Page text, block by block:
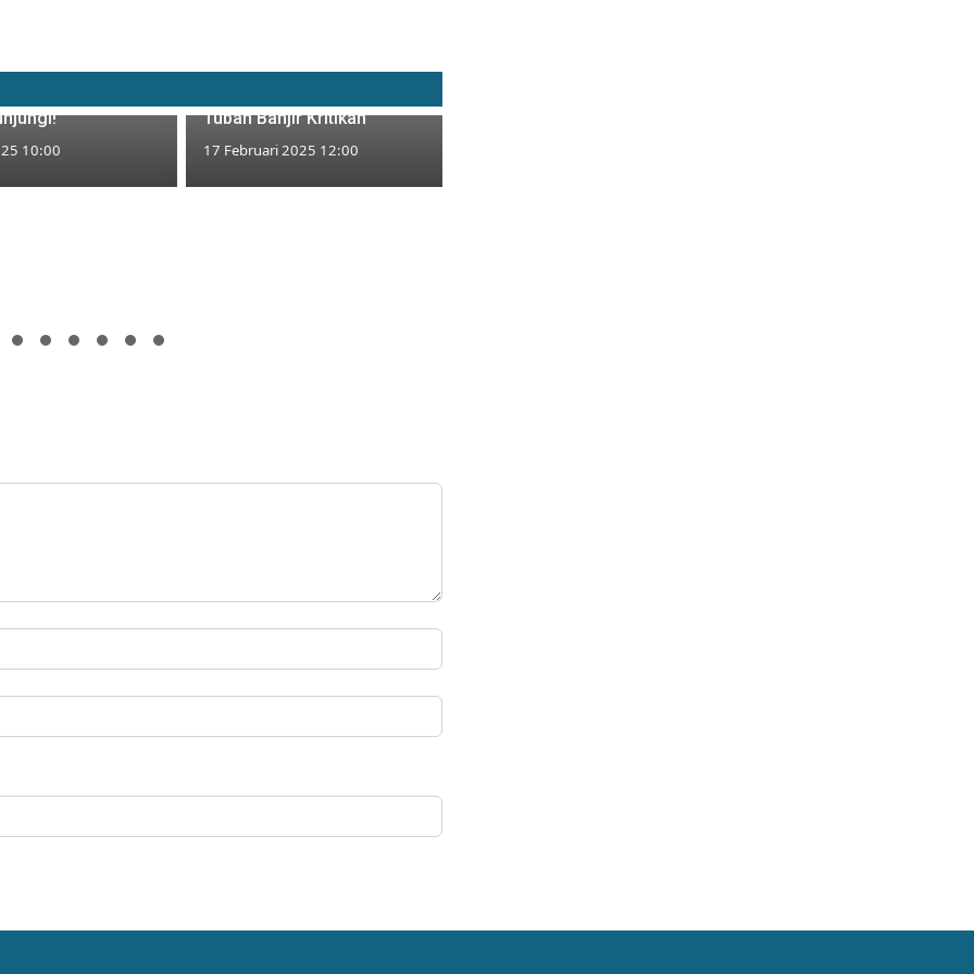
10:00
Tuban Banjir Kritikan
17 Februari 2025 12:00